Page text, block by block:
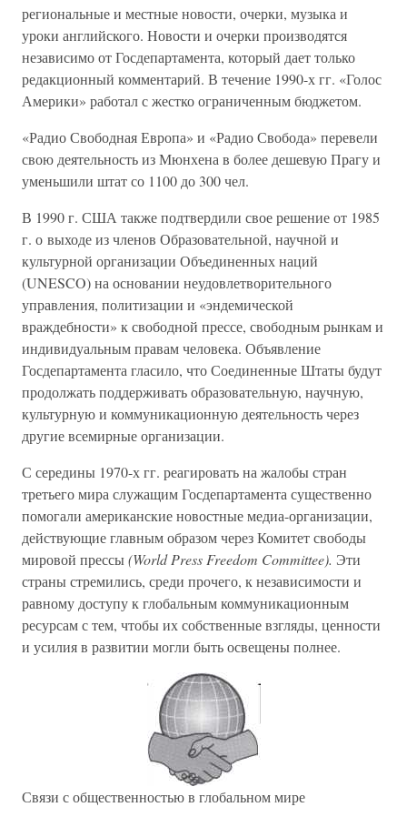
региональные и местные новости, очерки, музыка и
уроки английского. Новости и очерки производятся
независимо от Госдепартамента, который дает только
редакционный комментарий. В течение 1990-х гг. «Голос
Америки» работал с жестко ограниченным бюджетом.
«Радио Свободная Европа» и «Радио Свобода» перевели
свою деятельность из Мюнхена в более дешевую Прагу и
уменьшили штат со 1100 до 300 чел.
В 1990 г. США также подтвердили свое решение от 1985
г. о выходе из членов Образовательной, научной и
культурной организации Объединенных наций
(UNESCO) на основании неудовлетворительного
управления, политизации и «эндемической
враждебности» к свободной прессе, свободным рынкам и
индивидуальным правам человека. Объявление
Госдепартамента гласило, что Соединенные Штаты будут
продолжать поддерживать образовательную, научную,
культурную и коммуникационную деятельность через
другие всемирные организации.
С середины 1970-х гг. реагировать на жалобы стран
третьего мира служащим Госдепартамента существенно
помогали американские новостные медиа-организации,
действующие главным образом через Комитет свободы
мировой прессы(World Press Freedom Committee). Эти
страны стремились, среди прочего, к независимости и
равному доступу к глобальным коммуникационным
ресурсам с тем, чтобы их собственные взгляды, ценности
и усилия в развитии могли быть освещены полнее.
Связи с общественностью в глобальном мире